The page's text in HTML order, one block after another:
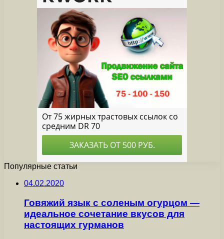
Популярные статьи
04.02.2020
Говяжий язык с соленым огурцом —
идеальное сочетание вкусов для
настоящих гурманов